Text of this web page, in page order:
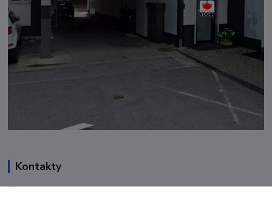
Kontakty